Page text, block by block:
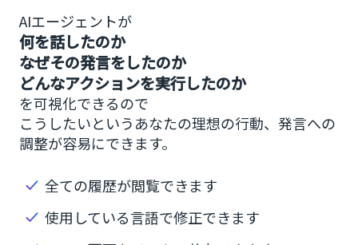
AIエージェントが
何を話したのか
なぜその発言をしたのか
どんなアクションを実行したのか
を可視化できるので
こうしたいというあなたの理想の行動、発言への
調整が容易にできます。
全ての履歴が閲覧できます
使用している言語で修正できます